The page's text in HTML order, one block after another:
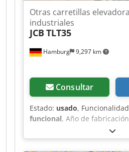
Hamburg 9,297 km
Otras carretillas
industriales
JCB TLT35
Consultar
Estado: usado,
funcional, Año de
3,597 h,
3,500 kg, altura de